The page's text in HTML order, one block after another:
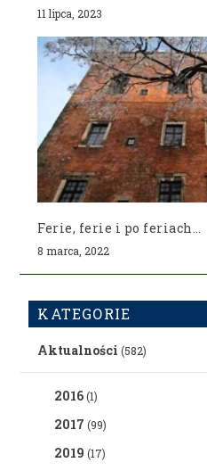
11 lipca, 2023
Ferie, ferie i po feriach…
8 marca, 2022
KATEGORIE
Aktualności (582)
2016(1)
2017 (99)
2019 (17)